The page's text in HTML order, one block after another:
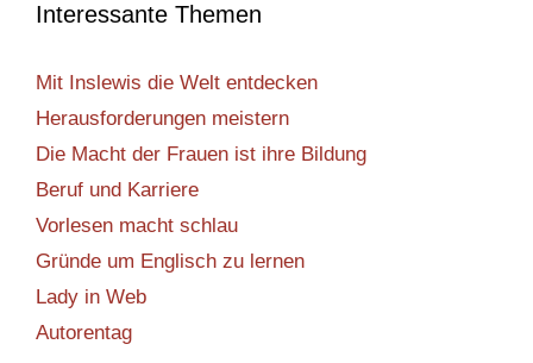
Interessante Themen
Mit Inslewis die Welt entdecken
Herausforderungen meistern
Die Macht der Frauen ist ihre Bildung
Beruf und Karriere
Vorlesen macht schlau
Gründe um Englisch zu lernen
Lady in Web
Autorentag